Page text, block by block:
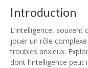
Introduction
L’intelligence,
jouer un rôle
troubles anxieux.
dont l’intelligence